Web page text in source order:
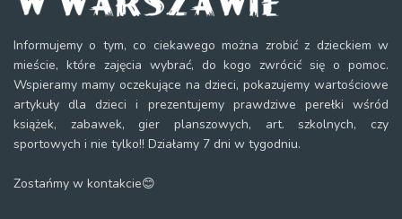
Informujemy o tym, co ciekawego można zrobić z dzieckiem w
mieście, które zajęcia wybrać, do kogo zwrócić się o pomoc.
Wspieramy mamy oczekujące na dzieci, pokazujemy wartościowe
artykuły dla dzieci i prezentujemy prawdziwe perełki wśród
książek, zabawek, gier planszowych, art. szkolnych, czy
sportowych i nie tylko!! Działamy 7 dni w tygodniu.
Zostańmy w kontakcie😊